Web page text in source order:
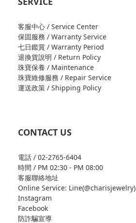
客服中心 / Service Center
保固服務 / Warranty Service
七日鑑賞 / Warranty Period
退換貨說明 / Return Policy
珠寶保養 / Maintenance
珠寶維修服務 / Repair Service
運送政策 / Shipping Policy
CONTACT US
電話 / 02-2765-6404
時間 / PM 02:30 - PM 08:00
客服聯絡地址
Online Service: Line(@charisjewelry)
Instagram
Facebook
防詐騙宣導